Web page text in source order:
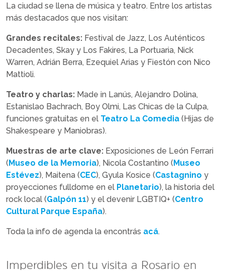
La ciudad se llena de música y teatro. Entre los artistas
más destacados que nos visitan:
Grandes recitales: Festival de Jazz, Los Auténticos
Decadentes, Skay y Los Fakires, La Portuaria, Nick
Warren, Adrián Berra, Ezequiel Arias y Fiestón con Nico
Mattioli.
Teatro y charlas: Made in Lanús, Alejandro Dolina,
Estanislao Bachrach, Boy Olmi, Las Chicas de la Culpa,
funciones gratuitas en el Teatro La Comedia (Hijas de
Shakespeare y Maniobras).
Muestras de arte clave: Exposiciones de León Ferrari
(Museo de la Memoria), Nicola Costantino (Museo
Estévez), Maitena (CEC), Gyula Kosice (Castagnino y
proyecciones fulldome en el Planetario), la historia del
rock local (Galpón 11) y el devenir LGBTIQ+ (Centro
Cultural Parque España).
Toda la info de agenda la encontrás acá.
Imperdibles en tu visita a Rosario en